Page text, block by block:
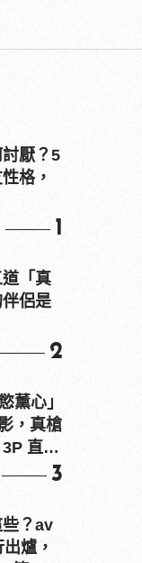
厭？5
格，
1
「真
侶是
2
薰心」
，真槍
直接
3
？av
爐，